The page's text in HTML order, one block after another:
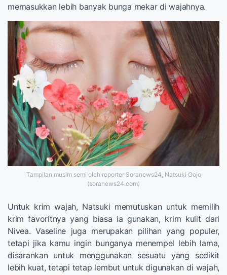
memasukkan lebih banyak bunga mekar di wajahnya.
Tampilan musim semi oleh reporter Soranews24, Natsuki Gojo
(soranews24.com)
Untuk krim wajah, Natsuki memutuskan untuk memilih
krim favoritnya yang biasa ia gunakan, krim kulit dari
Nivea. Vaseline juga merupakan pilihan yang populer,
tetapi jika kamu ingin bunganya menempel lebih lama,
disarankan untuk menggunakan sesuatu yang sedikit
lebih kuat, tetapi tetap lembut untuk digunakan di wajah,